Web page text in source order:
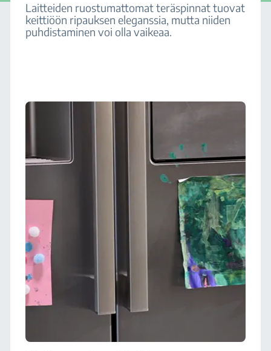
Laitteiden ruostumattomat teräspinnat tuovat
keittiöön ripauksen eleganssia, mutta niiden
puhdistaminen voi olla vaikeaa.